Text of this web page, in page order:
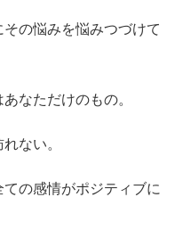
その悩みを悩みつづけて
なただけのもの。
ない。
ての感情がポジティブに